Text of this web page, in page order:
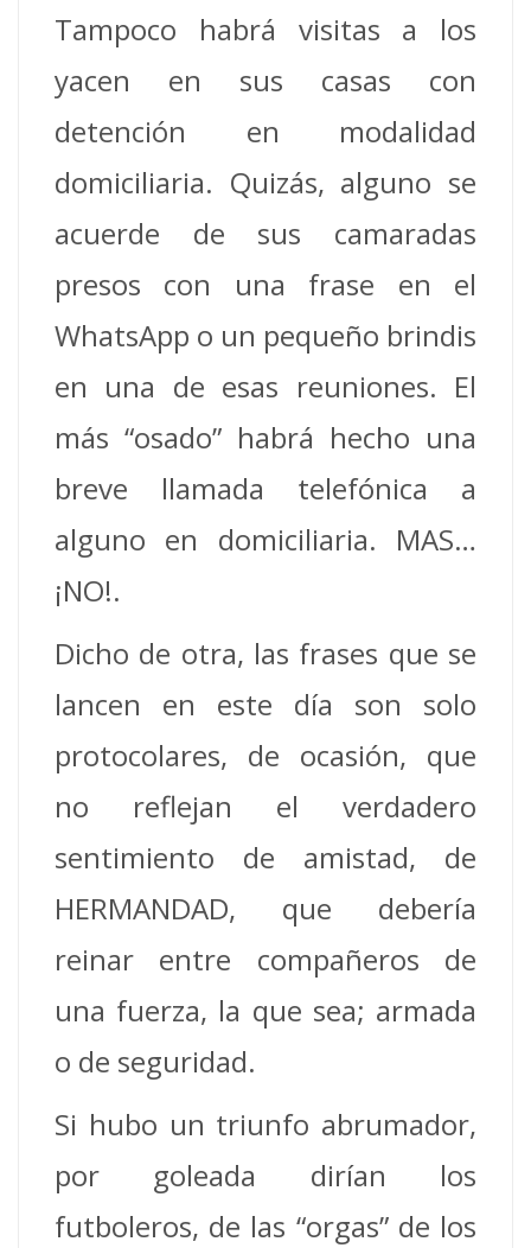
Tampoco habrá visitas a los
yacen en sus casas con
detención en modalidad
domiciliaria. Quizás, alguno se
acuerde de sus camaradas
presos con una frase en el
WhatsApp o un pequeño brindis
en una de esas reuniones. El
más “osado” habrá hecho una
breve llamada telefónica a
alguno en domiciliaria. MAS…
¡NO!.
Dicho de otra, las frases que se
lancen en este día son solo
protocolares, de ocasión, que
no reflejan el verdadero
sentimiento de amistad, de
HERMANDAD, que debería
reinar entre compañeros de
una fuerza, la que sea; armada
o de seguridad.
Si hubo un triunfo abrumador,
por goleada dirían los
futboleros, de las “orgas” de los